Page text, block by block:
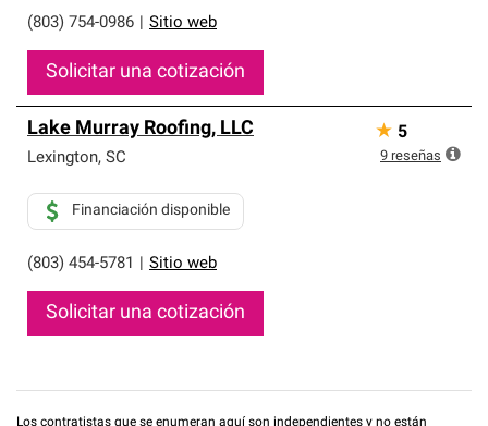
(803) 754-0986 Sitio web
Solicitar una cotización
Lake Murray Roofing, LLC
Lexington, SC
(803) 454-5781 Sitio web
Financiación disponible
Solicitar una cotización
★ 5
9 reseñas
Los contratistas que se enumeran aquí son independientes y no están